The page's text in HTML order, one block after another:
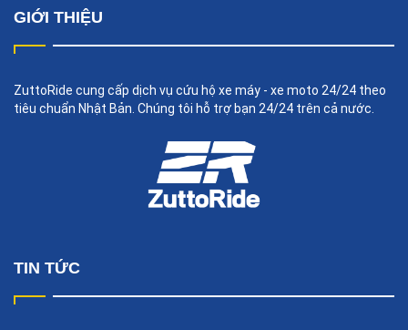
GIỚI THIỆU
ZuttoRide cung cấp dịch vụ cứu hộ xe máy - xe moto 24/24 theo
tiêu chuẩn Nhật Bản. Chúng tôi hỗ trợ bạn 24/24 trên cả nước.
TIN TỨC